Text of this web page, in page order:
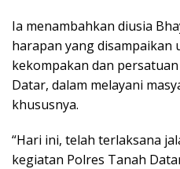
Ia menambahkan diusia
harapan yang disampaikan
kekompakan dan
Datar, dalam melayani
khususnya.
“Hari ini, telah terlaksana
kegiatan Polres Tanah